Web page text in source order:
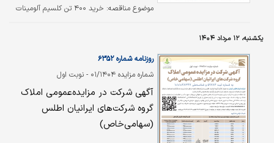
موضوع مناقصه: خرید ۴۰۰ تن کلسیم آلومینات
یکشنبه، ۱۲ مرداد ۱۴۰۴
شماره مزایده ۰۱/۱۴۰۴ - نوبت اول
روزنامه شماره ۶۳۵۲
آگهی شرکت در مزایده‌عمومی املاک
گروه شرکت‌های ایرانیان اطلس
(سهامی‌خاص)